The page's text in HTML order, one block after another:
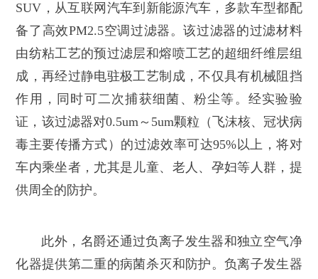
SUV，从互联网汽车到新能源汽车，多款车型都配
备了高效PM2.5空调过滤器。该过滤器的过滤材料
由纺粘工艺的预过滤层和熔喷工艺的超细纤维层组
成，再经过静电驻极工艺制成，不仅具有机械阻挡
作用，同时可二次捕获细菌、粉尘等。经实验验
证，该过滤器对0.5um～5um颗粒（飞沫核、冠状病
毒主要传播方式）的过滤效率可达95%以上，将对
车内乘坐者，尤其是儿童、老人、孕妇等人群，提
供周全的防护。
此外，名爵还通过负离子发生器和独立空气净
化器提供第二重的病菌杀灭和防护。负离子发生器